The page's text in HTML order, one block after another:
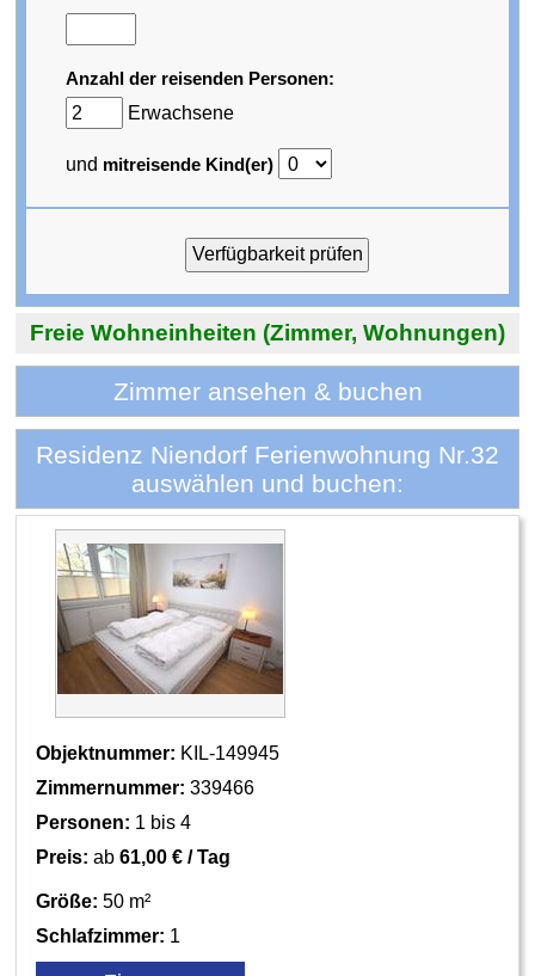
Anzahl der reisenden Personen:
Erwachsene
und mitreisende Kind(er)
Freie Wohneinheiten (Zimmer, Wohnungen)
Zimmer ansehen & buchen
Residenz Niendorf Ferienwohnung Nr.32
auswählen und buchen:
Objektnummer: KIL-149945
Zimmernummer: 339466
Personen: 1 bis 4
Preis: ab61,00 € / Tag
Größe: 50 m²
Schlafzimmer: 1